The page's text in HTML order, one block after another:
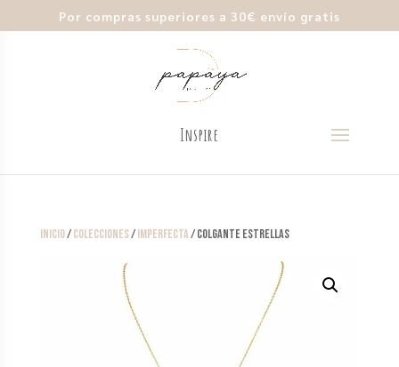
Por compras superiores a 30€ envío gratis
Inicio/Colecciones/Imperfecta/ Colgante Estrellas